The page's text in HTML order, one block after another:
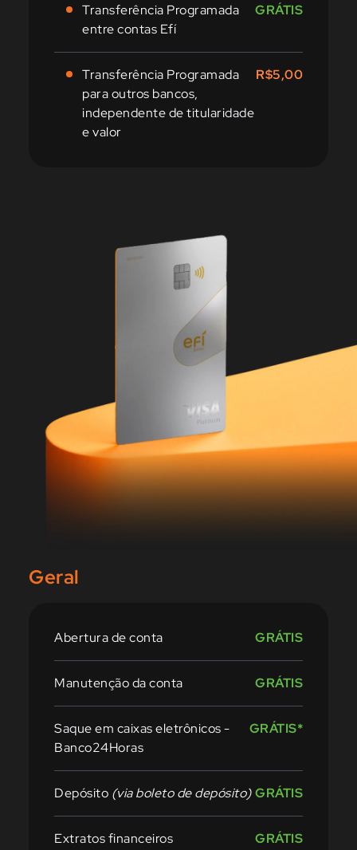
Transferência Programada
entre contas Efí
GRÁTIS
Transferência Programada
para outros bancos,
independente de titularidade
e valor
R$5,00
Geral
Abertura de conta GRÁTIS
Manutenção da conta GRÁTIS
Saque em caixas eletrônicos -
Banco24Horas
GRÁTIS*
Depósito (via boleto de depósito) GRÁTIS
Extratos financeiros GRÁTIS